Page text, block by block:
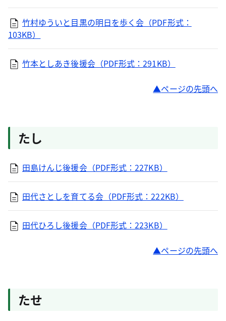
竹村ゆういと目黒の明日を歩く会（PDF形式：
103KB）
竹本としあき後援会（PDF形式：291KB）
ページの先頭へ
たし
田島けんじ後援会（PDF形式：227KB）
田代さとしを育てる会（PDF形式：222KB）
田代ひろし後援会（PDF形式：223KB）
ページの先頭へ
たせ